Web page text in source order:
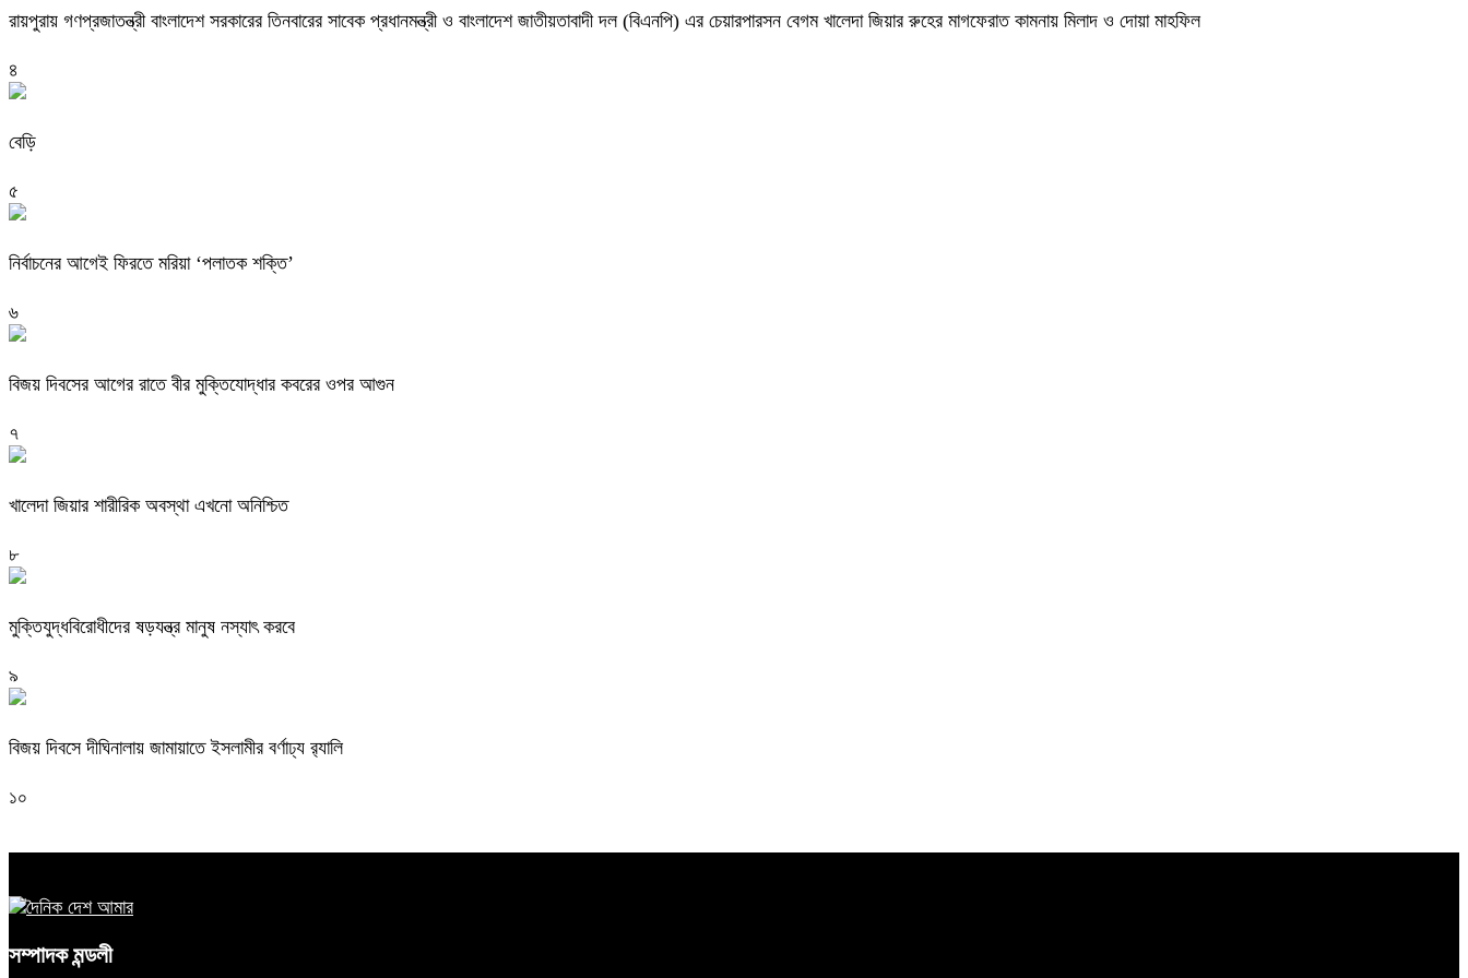
রায়পুরায় গণপ্রজাতন্ত্রী বাংলাদেশ সরকারের তিনবারের সাবেক প্রধানমন্ত্রী ও বাংলাদেশ জাতীয়তাবাদী দল (বিএনপি) এর চেয়ারপারসন বেগম খালেদা জিয়ার রুহের মাগফেরাত কামনায় মিলাদ ও দোয়া মাহফিল
৪
বেড়ি
৫
নির্বাচনের আগেই ফিরতে মরিয়া ‘পলাতক শক্তি’
৬
বিজয় দিবসের আগের রাতে বীর মুক্তিযোদ্ধার কবরের ওপর আগুন
৭
খালেদা জিয়ার শারীরিক অবস্থা এখনো অনিশ্চিত
৮
মুক্তিযুদ্ধবিরোধীদের ষড়যন্ত্র মানুষ নস্যাৎ করবে
৯
বিজয় দিবসে দীঘিনালায় জামায়াতে ইসলামীর বর্ণাঢ্য র‍্যালি
১০
সম্পাদক মন্ডলী